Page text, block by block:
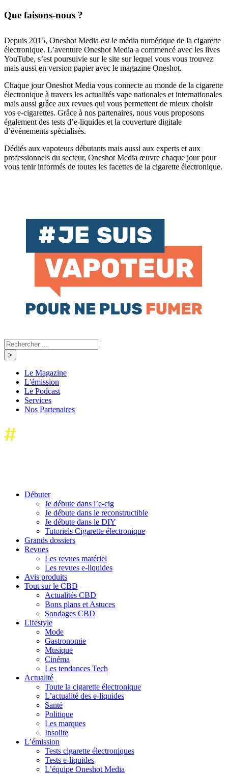
Que faisons-nous ?
Depuis 2015, Oneshot Media est le média numérique de la cigarette
électronique. L’aventure Oneshot Media a commencé avec les lives
YouTube, s’est poursuivie sur le site sur lequel vous vous trouvez
mais aussi en version papier avec le magazine Oneshot.
Chaque jour Oneshot Media vous connecte au monde de la cigarette
électronique à travers les actualités vape nationales et internationales
mais aussi grâce aux revues qui vous permettent de mieux choisir
vos e-cigarettes. Grâce à nos partenaires, nous vous proposons
également des tests d’e-liquides et la couverture digitale
d’évènements spécialisés.
Dédiés aux vapoteurs débutants mais aussi aux experts et aux
professionnels du secteur, Oneshot Media œuvre chaque jour pour
vous tenir informés de toutes les facettes de la cigarette électronique.
Le Magazine
L'émission
Le Podcast
Services
Nos Partenaires
Débuter
Je débute dans l’e-cig
Je débute dans le reconstructible
Je débute dans le DIY
Tutoriels Cigarette électronique
Grands dossiers
Revues
Les revues matériel
Les revues e-liquides
Avis produits
Tout sur le CBD
Actualités CBD
Bons plans et Astuces
Sondages CBD
Lifestyle
Mode
Gastronomie
Musique
Cinéma
Les tendances Tech
Actualité
Toute la cigarette électronique
L’actualité des e-liquides
Santé
Politique
Les marques
Insolite
L’émission
Tests cigarette électroniques
Tests e-liquides
L’équipe Oneshot Media